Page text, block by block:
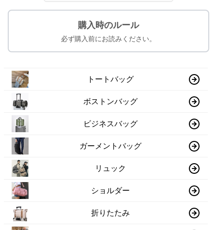
購入時のルール
必ず購入前にお読みください。
トートバッグ
ボストンバッグ
ビジネスバッグ
ガーメントバッグ
リュック
ショルダー
折りたたみ